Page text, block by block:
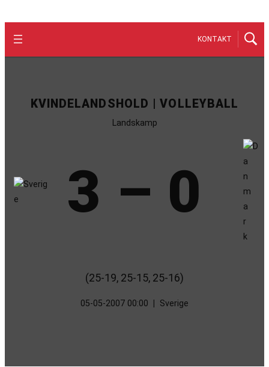
KONTAKT
KVINDELANDSHOLD | VOLLEYBALL
Landskamp
3 – 0
(25-19, 25-15, 25-16)
05-05-2007 00:00 Sverige